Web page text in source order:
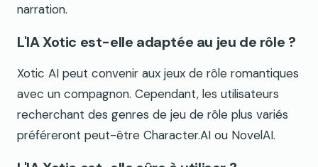
narration.
L'IA Xotic est-elle adaptée au jeu de rôle ?
Xotic AI peut convenir aux jeux de rôle romantiques
avec un compagnon. Cependant, les utilisateurs
recherchant des genres de jeu de rôle plus variés
préféreront peut-être Character.AI ou NovelAI.